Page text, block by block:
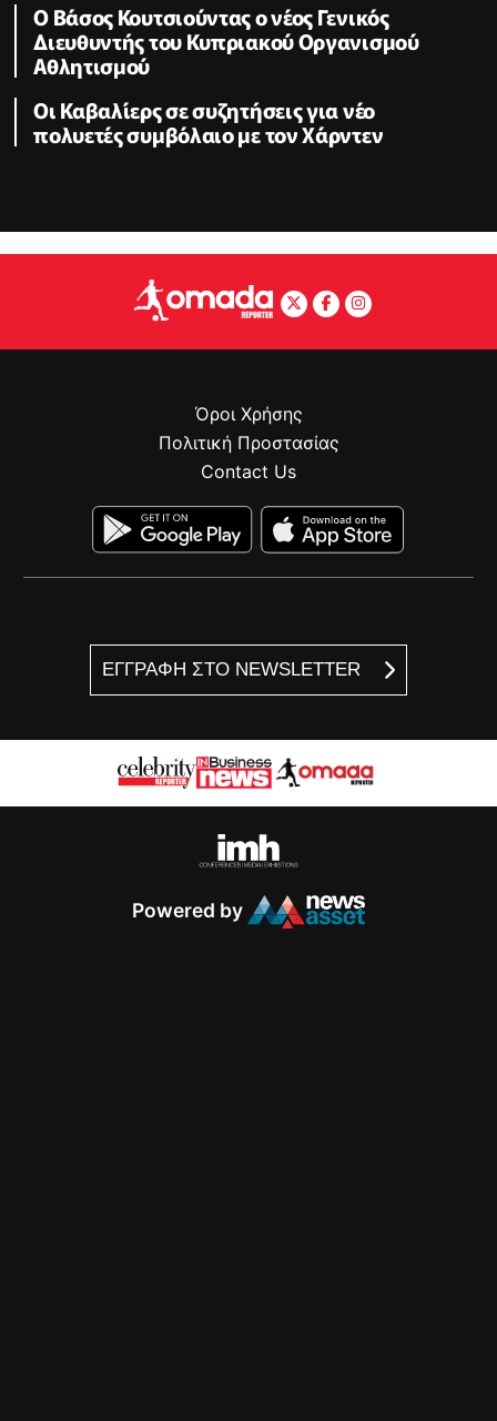
Ο Βάσος Κουτσιούντας ο νέος Γενικός
Διευθυντής του Κυπριακού Οργανισμού
Αθλητισμού
Οι Καβαλίερς σε συζητήσεις για νέο
πολυετές συμβόλαιο με τον Χάρντεν
ΕΓΓΡΑΦΗ ΣΤΟ NEWSLETTER
Όροι Χρήσης
Πολιτική Προστασίας
Contact Us
Powered by